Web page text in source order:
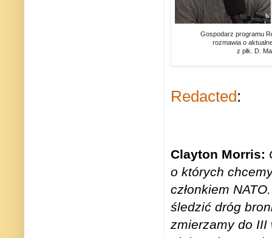
Gospodarz programu
rozmawia o
z płk. D.
Redacted:
Clayton Morris:
o których
członkiem
śledzić dróg
zmierzamy do III